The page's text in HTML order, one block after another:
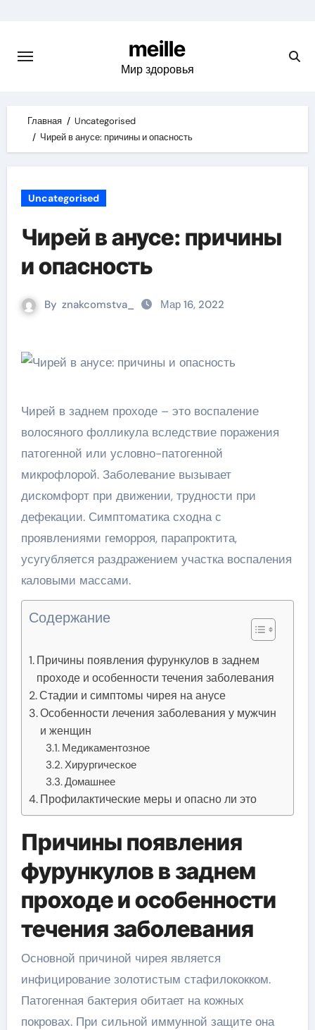
content
meille
Мир здоровья
Главная
Uncategorised
Чирей в анусе: причины и опасность
Uncategorised
Чирей в анусе: причины
и опасность
By znakcomstva_ Мар 16, 2022
Чирей в заднем проходе – это воспаление
волосяного фолликула вследствие поражения
патогенной или условно-патогенной
микрофлорой. Заболевание вызывает
дискомфорт при движении, трудности при
дефекации. Симптоматика сходна с
проявлениями геморроя, парапроктита,
усугубляется раздражением участка воспаления
каловыми массами.
Содержание
Причины появления фурункулов в заднем
проходе и особенности течения заболевания
Стадии и симптомы чирея на анусе
Особенности лечения заболевания у мужчин
и женщин
Медикаментозное
Хирургическое
Домашнее
Профилактические меры и опасно ли это
Причины появления
фурункулов в заднем
проходе и особенности
течения заболевания
Основной причиной чирея является
инфицирование золотистым стафилококком.
Патогенная бактерия обитает на кожных
покровах. При сильной иммунной защите она